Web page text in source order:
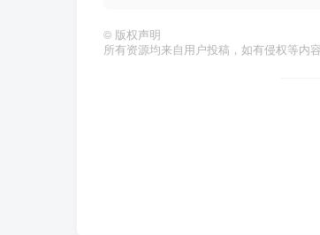
© 版权声明
所有资源均来自用户投稿，如有侵权等内